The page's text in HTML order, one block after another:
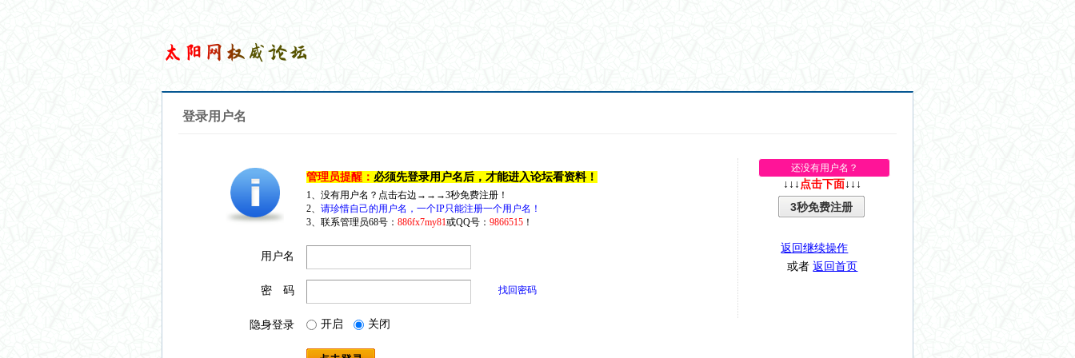
登录用户名
管理员提醒： 必须先登录用户名后，才能进入论坛看资料！
1、没有用户名？点击右边→→→3秒免费注册！
2、 请珍惜自己的用户名，一个IP只能注册一个用户名！
3、联系管理员68号： 886fx7my81或QQ号： 9866515！
用户名
密 码 找回密码
隐身登录 开启 关闭
还没有用户名？
↓↓↓ 点击下面 ↓↓↓
3秒免费注册
返回继续操作
或者返回首页